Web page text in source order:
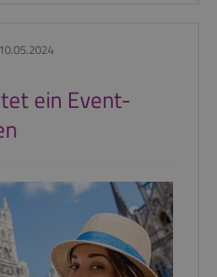
10.05.2024
ein Event-